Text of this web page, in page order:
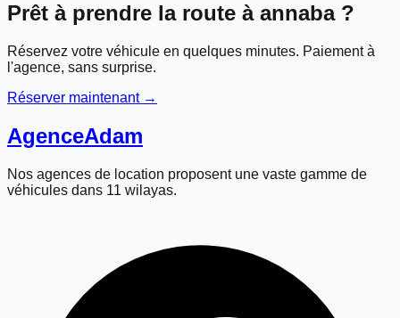
Prêt à prendre la route à annaba?
Réservez votre véhicule en quelques minutes. Paiement à
l'agence, sans surprise.
Réserver maintenant →
AgenceAdam
Nos agences de location proposent une vaste gamme de
véhicules dans 11 wilayas.